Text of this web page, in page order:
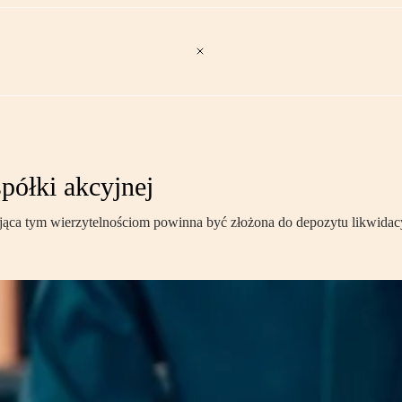
akcyjnej
tym wierzytelnościom powinna być złożona do depozytu